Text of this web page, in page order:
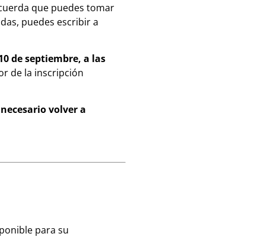
que puedes tomar
puedes escribir a
de septiembre, a las
de la inscripción
volver a
para su